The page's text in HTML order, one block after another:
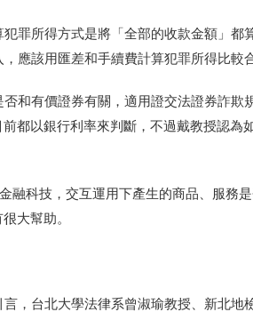
罪所得方式是將「全部的收款金額」都
應該用匯差和手續費計算犯罪所得比較
和有價證券有關，適用證交法證券詐欺
都以銀行利率來判斷，不過戴教授認為
融科技，交互運用下產生的商品、服務
大幫助。
，台北大學法律系曾淑瑜教授、新北地